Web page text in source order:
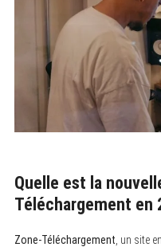
Quelle est la
Téléchargement en
Zone-Téléchargement , un site